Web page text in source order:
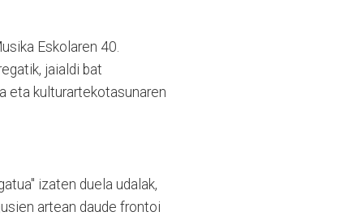
Eskolaren 40.
jaialdi bat
eta kulturartekotasunaren
izaten duela udalak,
artean daude frontoi